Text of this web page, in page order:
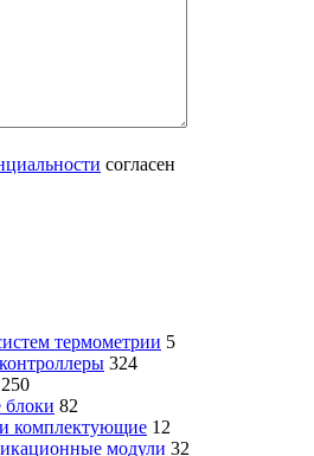
согласен
термометрии 5
324
250
блоки 82
комплектующие 12
модули 32